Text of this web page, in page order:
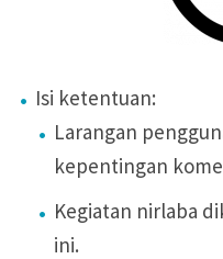
Isi ketentuan:
Larangan
kepentingan
Kegiatan nirlaba
ini.